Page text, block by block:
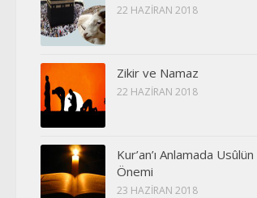
22 HAZIRAN 2018
Zikir ve Namaz
22 HAZIRAN 2018
Kur’an’ı Anlamada Usûlün
Önemi
23 HAZIRAN 2018